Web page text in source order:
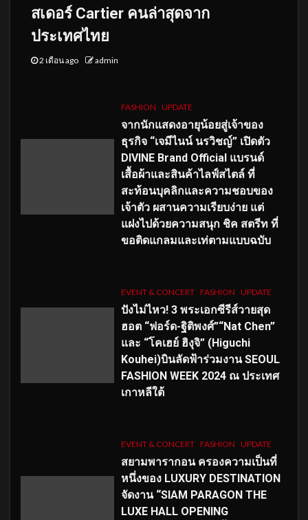
สเดอร์ Cartier คนล่าสุดจาก
ประเทศไทย
2 เดือน ago admin
FASHION UPDATE
จากนักแสดงอายุน้อยสู่เจ้าของ
ธุรกิจ “เจมีไนน์ นรวิชญ์” เปิดตัว
DIVINE Brand Official แบรนด์
เสื้อผ้าและสินค้าไลฟ์สไตล์ ที่
สะท้อนบุคลิกและความชอบของ
เจ้าตัว ผสานความเรียบง่าย แต่
แฝงไปด้วยความสนุก ชิค สตรีท ที่
ขอติดแกลมและเท่ตามแบบฉบับ
EVENT & CONCERT FASHION UPDATE
ปังไม่ไหว! 3 พระเอกซีรีส์วายสุด
ฮอต “ฟอร์ด-ฐิติพงศ์”“Nat Chen”
และ “โคเฮย์ ฮิงุจิ” (Higuchi
Kouhei)บินลัดฟ้าร่วมงาน SEOUL
FASHION WEEK 2024 ณ ประเทศ
เกาหลีใต้
EVENT & CONCERT FASHION UPDATE
สยามพารากอน ครองความเป็นที่
หนึ่งของ LUXURY DESTINATION
จัดงาน “SIAM PARAGON THE
LUXE HALL OPENING